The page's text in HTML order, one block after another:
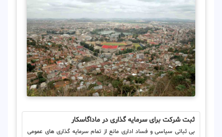
ثبت شرکت برای سرمایه گذاری در ماداگاسکار
بی ثباتی سیاسی و فساد اداری مانع از تمام سرمایه گذاری های عمومی